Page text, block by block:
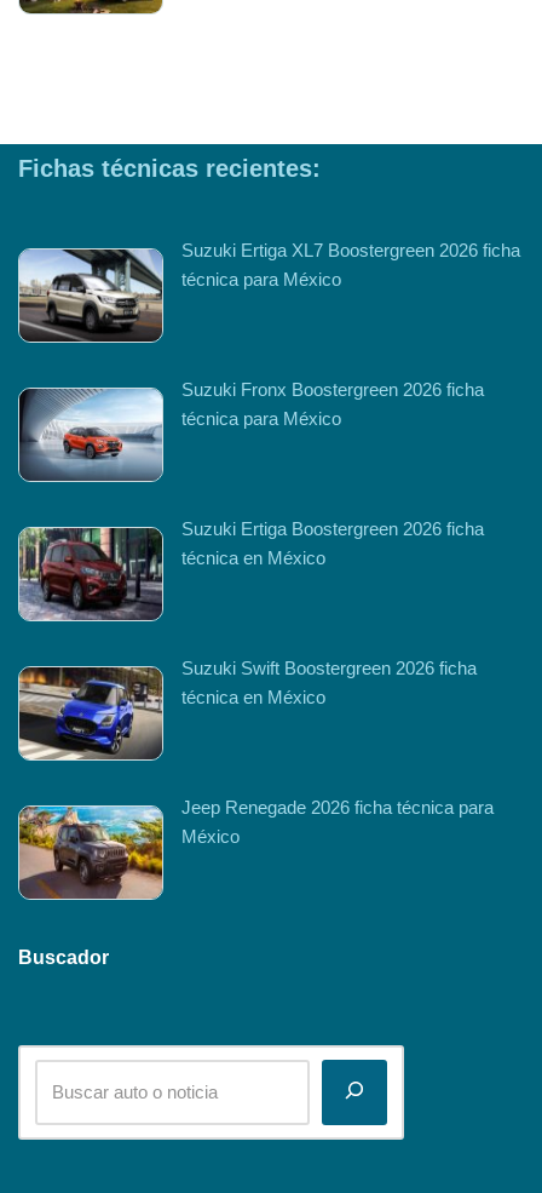
Fichas técnicas recientes:
Suzuki Ertiga XL7 Boostergreen 2026 ficha
técnica para México
Suzuki Fronx Boostergreen 2026 ficha
técnica para México
Suzuki Ertiga Boostergreen 2026 ficha
técnica en México
Suzuki Swift Boostergreen 2026 ficha
técnica en México
Jeep Renegade 2026 ficha técnica para
México
Buscador